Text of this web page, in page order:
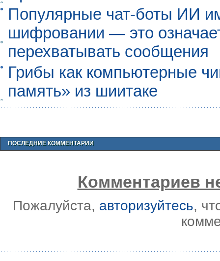
Популярные чат-боты ИИ
шифровании — это
перехватывать сообщения
Грибы как компьютерные
память» из шиитаке
ПОСЛЕДНИЕ КОММЕНТАРИИ
Комментариев
Пожалуйста, авторизуйтесь,